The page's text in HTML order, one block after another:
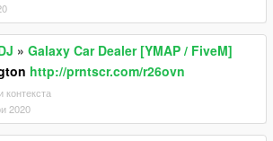
» Galaxy Car Dealer [YMAP / FiveM]
http://prntscr.com/r26ovn
контекста
2020